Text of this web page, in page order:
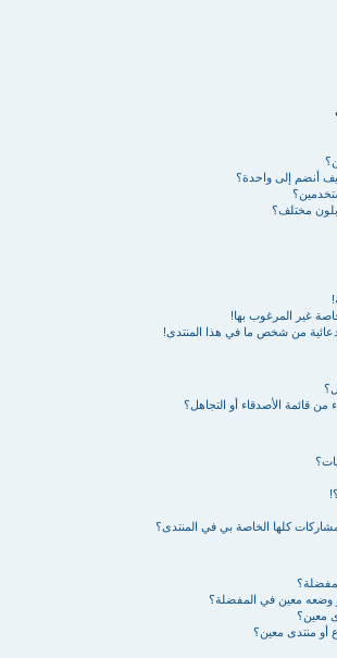
أنضم إلى واحدة؟
مختلف؟
غير المرغوب بها!
من شخص ما في هذا المنتدى!
من قائمة الأصدقاء أو التجاهل؟
كلها الخاصة بي في المنتدى؟
وضعه معين في المفضلة؟
معين؟
أو منتدى معين؟